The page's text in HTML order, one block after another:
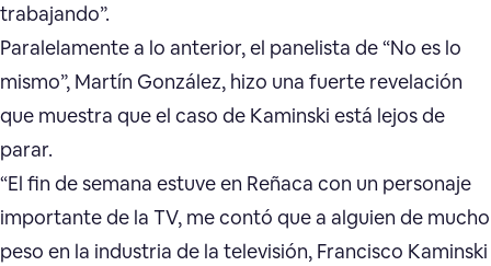
trabajando”.
Paralelamente a lo anterior, el panelista de “No es lo
mismo”, Martín González, hizo una fuerte revelación
que muestra que el caso de Kaminski está lejos de
parar.
“El fin de semana estuve en Reñaca con un personaje
importante de la TV, me contó que a alguien de mucho
peso en la industria de la televisión, Francisco Kaminski